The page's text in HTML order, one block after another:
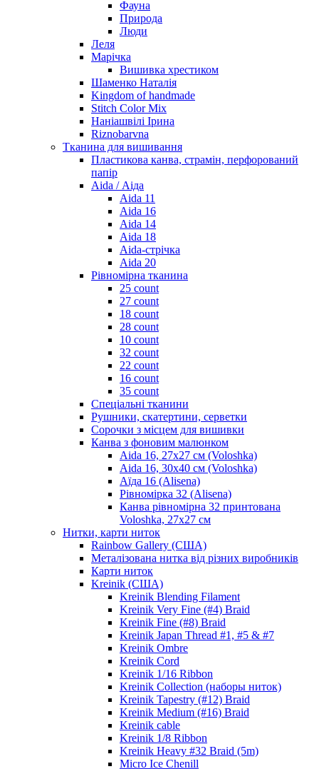
Фауна
Природа
Люди
Леля
Марічка
Вишивка хрестиком
Шаменко Наталія
Kingdom of handmade
Stitch Color Mix
Наніашвілі Ірина
Riznobarvna
Тканина для вишивання
Пластикова канва, страмін, перфорований
папір
Aida / Аіда
Aida 11
Aida 16
Aida 14
Aida 18
Aida-стрічка
Aida 20
Рівномірна тканина
25 count
27 count
18 count
28 count
10 count
32 count
22 count
16 count
35 count
Спеціальні тканини
Рушники, скатертини, серветки
Сорочки з місцем для вишивки
Канва з фоновим малюнком
Aida 16, 27х27 см (Voloshka)
Aida 16, 30х40 см (Voloshka)
Аїда 16 (Alisena)
Рівномірка 32 (Alisena)
Канва рівномірна 32 принтована
Voloshka, 27х27 см
Нитки, карти ниток
Rainbow Gallery (США)
Металізована нитка від різних виробників
Карти ниток
Kreinik (США)
Kreinik Blending Filament
Kreinik Very Fine (#4) Braid
Kreinik Fine (#8) Braid
Kreinik Japan Thread #1, #5 & #7
Kreinik Ombre
Kreinik Cord
Kreinik 1/16 Ribbon
Kreinik Collection (наборы ниток)
Kreinik Tapestry (#12) Braid
Kreinik Medium (#16) Braid
Kreinik cable
Kreinik 1/8 Ribbon
Kreinik Heavy #32 Braid (5m)
Micro Ice Chenill